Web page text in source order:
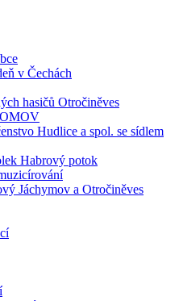
v Čechách
hasičů Otročiněves
Hudlice a spol. se sídlem
Habrový potok
Jáchymov a Otročiněves